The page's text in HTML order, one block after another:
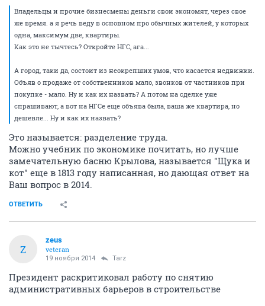
Владельцы и прочие бизнесмены деньги свои экономят, через свое
же время. а я речь веду в основном про обычных жителей, у которых
одна, максимум две, квартиры.
Как это не тычтесь? Откройте НГС, ага...
А город, таки да, состоит из неокрепших умов, что касается недвижки.
Объяв о продаже от собственников мало, звонков от частников при
покупке - мало. Ну и как их назвать? А потом на сделке уже
спрашивают, а вот на НГСе еще объява была, ваша же квартира, но
дешевле... Ну и как их назвать?
Это называется: разделение труда.
Можно учебник по экономике почитать, но лучше
замечательную басню Крылова, называется "Щука и
кот" еще в 1813 году написанная, но дающая ответ на
Ваш вопрос в 2014.
ОТВЕТИТЬ
Z
zeus
veteran
19 ноября 2014 Tarz
Президент раскритиковал работу по снятию
административных барьеров в строительстве